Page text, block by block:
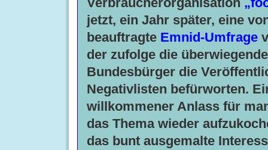
jetzt, ein Jahr später, eine
beauftragte Emnid-Umfrage
der zufolge die
Bundesbürger die
Negativlisten befürworten.
willkommener Anlass für
das Thema wieder
das bunt ausgemalte